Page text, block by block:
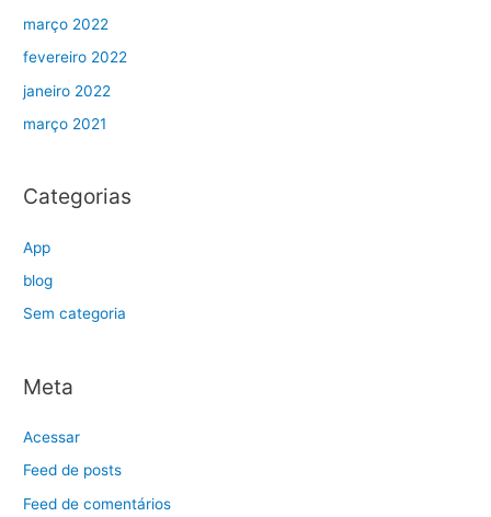
março 2022
fevereiro 2022
janeiro 2022
março 2021
Categorias
App
blog
Sem categoria
Meta
Acessar
Feed de posts
Feed de comentários